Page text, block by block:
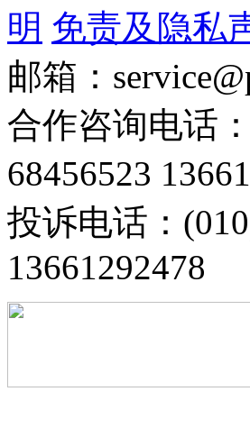
明 免责及隐私
邮箱：
合作咨询电话
68456523
投诉电话：
13661292478